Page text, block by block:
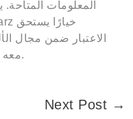
المعلومات المتاحة.
الاعتبار ضمن مجال
معه كل مستخدم بوعي ومسؤولية.
Next Post →